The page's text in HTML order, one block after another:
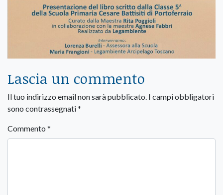
Lascia un commento
Il tuo indirizzo email non sarà pubblicato. I campi obbligatori
sono contrassegnati*
Commento *